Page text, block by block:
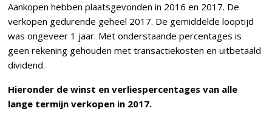
Aankopen hebben plaatsgevonden in 2016 en 2017. De
verkopen gedurende geheel 2017. De gemiddelde looptijd
was ongeveer 1 jaar. Met onderstaande percentages is
geen rekening gehouden met transactiekosten en uitbetaald
dividend.
Hieronder de winst en verliespercentages van alle
lange termijn verkopen in 2017.